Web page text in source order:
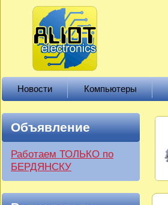
Новости Компьютеры
Объявление
Работаем ТОЛЬКО по
БЕРДЯНСКУ